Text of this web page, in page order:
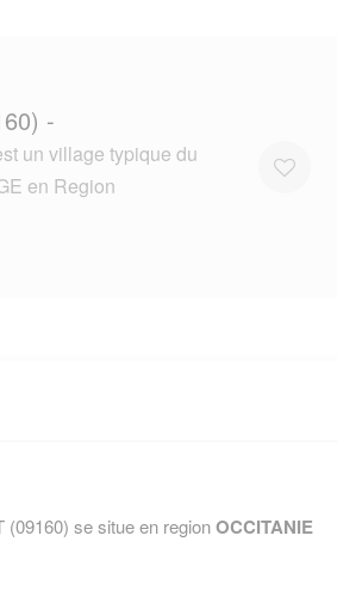
-
un village typique du
en Region
se situe en regionOCCITANIE